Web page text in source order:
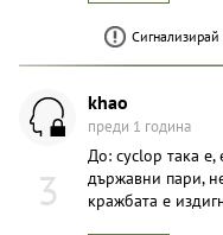
Сигнализирай
3
khao
преди 1 година
До: cyclop така е,
държавни пари,
кражбата е